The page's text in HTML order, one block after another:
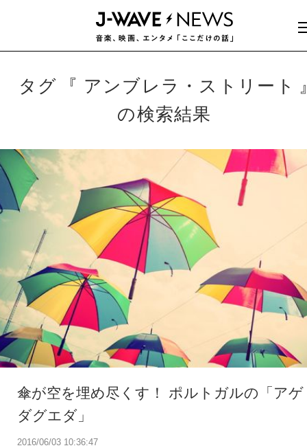
タグ
アンブレラ・ストリート
の検索結果
2016/06/03 10:36:47
傘が空を埋め尽くす！ ポルトガルの「アゲ
ダグエダ」